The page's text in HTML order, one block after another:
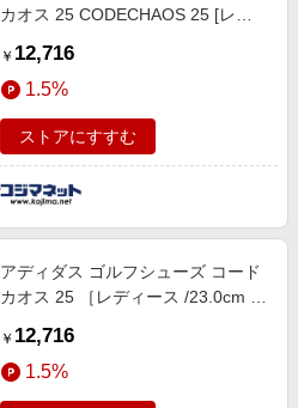
カオス 25 CODECHAOS 25 [レデ
ワンダーシルバー×パウダーイエロ
ー
￥ 12,716
1.5%
ストアにすすむ
アディダス ゴルフシューズ コード
カオス 25 ［レディース /23.0cm /
ルシッドレモン
￥ 12,716
1.5%